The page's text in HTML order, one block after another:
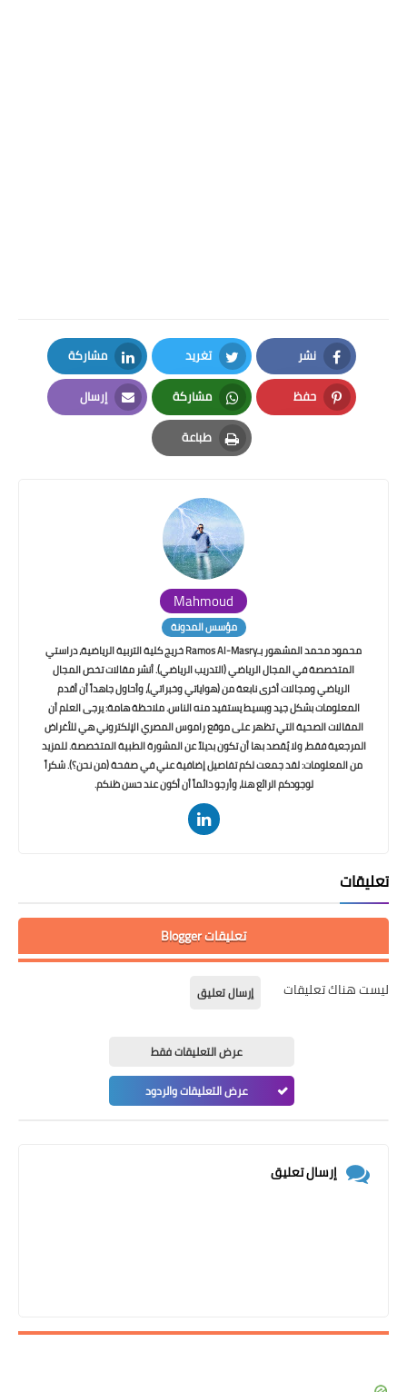
نشر
Facebook
تغريد
Twitter
مشاركة
LinkedIn
حفظ
Pinterest
مشاركة
Whatsapp
إرسال
Email
طباعة
Print
Mahmoud
مؤسس المدونة
محمود محمد المشهور بـRamos Al-Masry خريج كلية التربية الرياضية، دراستي
المتخصصة في المجال الرياضي (التدريب الرياضي). أنشر مقالات تخص المجال
الرياضي ومجالات أخرى نابعة من (هواياتي وخبراتي)، وأحاول جاهداً أن أقدم
المعلومات بشكل جيد وبسيط يستفيد منه الناس. ملاحظة هامة: يرجى العلم أن
المقالات الصحية التي تظهر على موقع راموس المصري الإلكتروني هي للأغراض
المرجعية فقط، ولا يُقصد بها أن تكون بديلاً عن المشورة الطبية المتخصصة. للمزيد
من المعلومات: لقد جمعت لكم تفاصيل إضافية عني في صفحة (من نحن؟). شكراً
لوجودكم الرائع هنا، وأرجو دائماً أن أكون عند حسن ظنكم.
تعليقات
تعليقات Blogger
ليست هناك تعليقات إرسال تعليق
عرض التعليقات فقط
عرض التعليقات والردود
إرسال تعليق